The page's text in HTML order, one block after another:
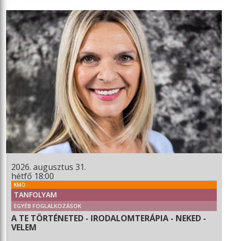
2026. augusztus 31.
hétfő 18:00
KMO
TANFOLYAM
EGYÉB FOGLALKOZÁSOK
A TE TÖRTÉNETED - IRODALOMTERÁPIA - NEKED -
VELEM